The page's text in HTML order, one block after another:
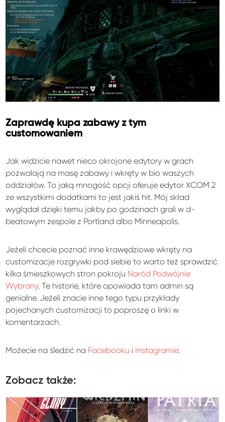
Zaprawdę kupa zabawy z tym
customowaniem
Jak widzicie nawet nieco okrojone edytory w grach
pozwalają na masę zabawy i wkręty w bio waszych
oddziałów. To jaką mnogość opcji oferuje edytor XCOM 2
ze wszystkimi dodatkami to jest jakiś hit. Mój skład
wyglądał dzięki temu jakby po godzinach grali w d-
beatowym zespole z Portland albo Minneapolis.
Jeżeli chcecie poznać inne krawędziowe wkręty na
customizacje rozgrywki pod siebie to warto też sprawdzić
kilka śmieszkowych stron pokroju Naród Podwójnie
Wybrany. Te historie, które opowiada tam admin są
genialne. Jeżeli znacie inne tego typu przykłady
pojechanych customizacji to poproszę o linki w
komentarzach.
Możecie na śledzić na Facebooku i Instagramie.
Zobacz także: